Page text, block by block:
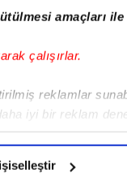
amaçları ile
çalışırlar.
reklamlar
iyi bir reklam
ve bu